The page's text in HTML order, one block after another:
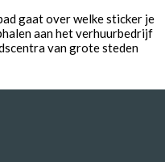
gaat over welke sticker je
aan het verhuurbedrijf
van grote steden